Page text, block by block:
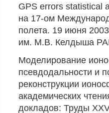
GPS errors statistical
на 17-ом
полета. 19 июня
им. М.В. Келдыша
Моделирование
псевдодальности и
реконструкции
академических
докладов: Труды